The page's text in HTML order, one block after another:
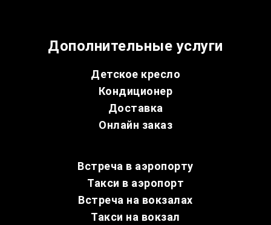
Дополнительные услуги
Детское кресло
Кондиционер
Доставка
Онлайн заказ
Встреча в аэропорту
Такси в аэропорт
Встреча на вокзалах
Такси на вокзал